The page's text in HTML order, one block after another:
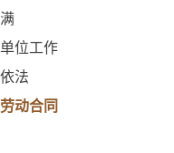
位工作
法
动合同